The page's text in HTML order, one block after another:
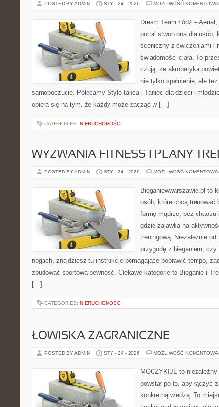
POSTED BY ADMIN STY - 24 - 2026 MOŻLIWOŚĆ
Dream Team Łódź –
portal stworzona dla osób,
sceniczny z ćwiczeniami i
świadomości ciała. To
czują, że akrobatyka
nie tylko spełnienie, ale
samopoczucie. Polecamy Style tańca i Taniec dla dzieci i
opiera się na tym, że każdy może zacząć w […]
CATEGORIES: NIERUCHOMOŚCI
WYZWANIA FITNESS I PLANY
POSTED BY ADMIN STY - 24 - 2026 MOŻLIWOŚĆ
Bieganiewwarszawie.pl to
osób, które chcą trenować
formę mądrze, bez
gdzie zajawka na
treningową. Niezależnie
przygodę z bieganiem,
nogach, znajdziesz tu instrukcje pomagające poprawić tempo,
zbudować sportową pewność. Ciekawe kategorie to Bieganie i
[…]
CATEGORIES: NIERUCHOMOŚCI
ŁOWISKA ZAGRANICZNE
POSTED BY ADMIN STY - 24 - 2026 MOŻLIWOŚĆ
MOCZYKIJE to
powstał po to, aby łączyć
konkretną wiedzą. To